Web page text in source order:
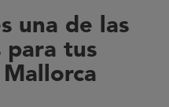
una de las
para tus